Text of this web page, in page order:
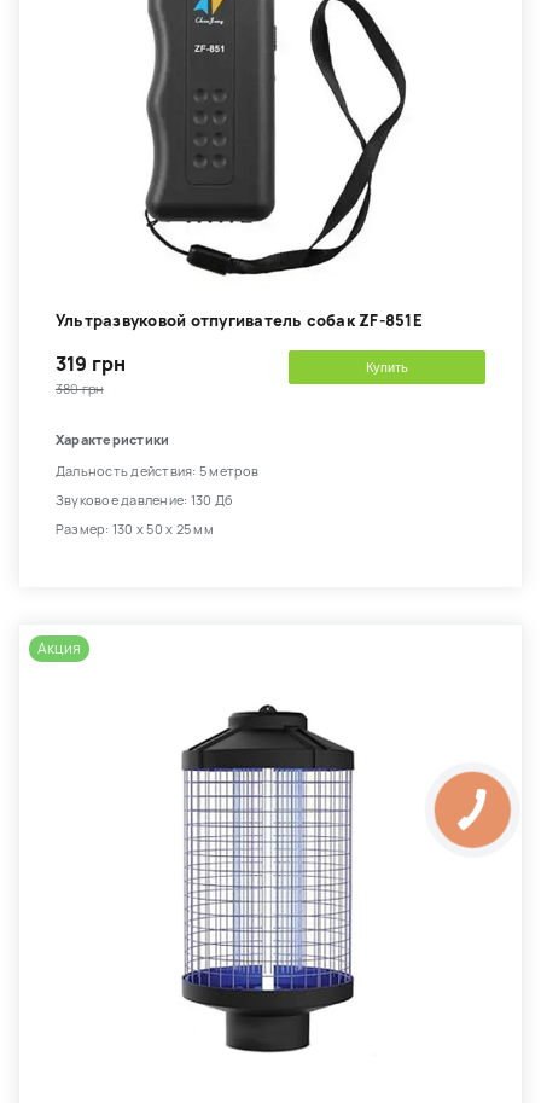
Ультразвуковой отпугиватель собак ZF-851E
319 грн
380 грн
Купить
Характеристики
Дальность действия: 5 метров
Звуковое давление: 130 Дб
Размер: 130 х 50 х 25 мм
Акция